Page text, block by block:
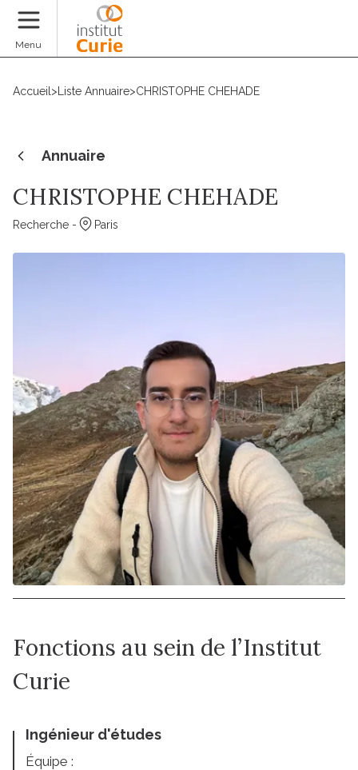
Menu
Accueil > Liste Annuaire>CHRISTOPHE CHEHADE
Annuaire
CHRISTOPHE CHEHADE
Recherche - Paris
Fonctions au sein de l’Institut
Curie
Ingénieur d'études
Équipe :